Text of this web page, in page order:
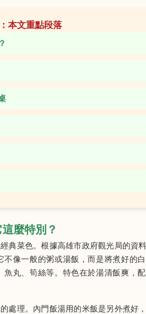
本文重點段落
麼特別？
典菜色。根據高雄市政府觀光局的資
像一般的粥或湯飯，而是將煮好的
丸、筍絲等。特色在於湯清飯爽，
處理。內門飯湯用的米飯是另外煮好